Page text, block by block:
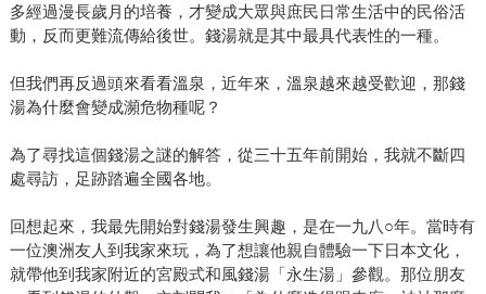
多經過漫長歲月的培養，才變成大眾與庶民日常生活中的民俗活
動，反而更難流傳給後世。錢湯就是其中最具代表性的一種。
但我們再反過頭來看看溫泉，近年來，溫泉越來越受歡迎，那錢
湯為什麼會變成瀕危物種呢？
為了尋找這個錢湯之謎的解答，從三十五年前開始，我就不斷四
處尋訪，足跡踏遍全國各地。
回想起來，我最先開始對錢湯發生興趣，是在一九八○年。當時有
一位澳洲友人到我家來玩，為了想讓他親自體驗一下日本文化，
就帶他到我家附近的宮殿式和風錢湯「永生湯」參觀。那位朋友